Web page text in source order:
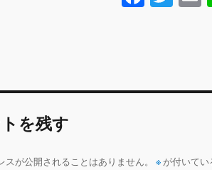
b
k
r
を残す
スが公開されることはありません。 ※ が付いて